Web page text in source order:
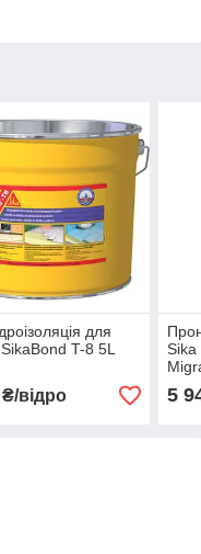
для
SikaBond T-8 5L
відро
Sika
5